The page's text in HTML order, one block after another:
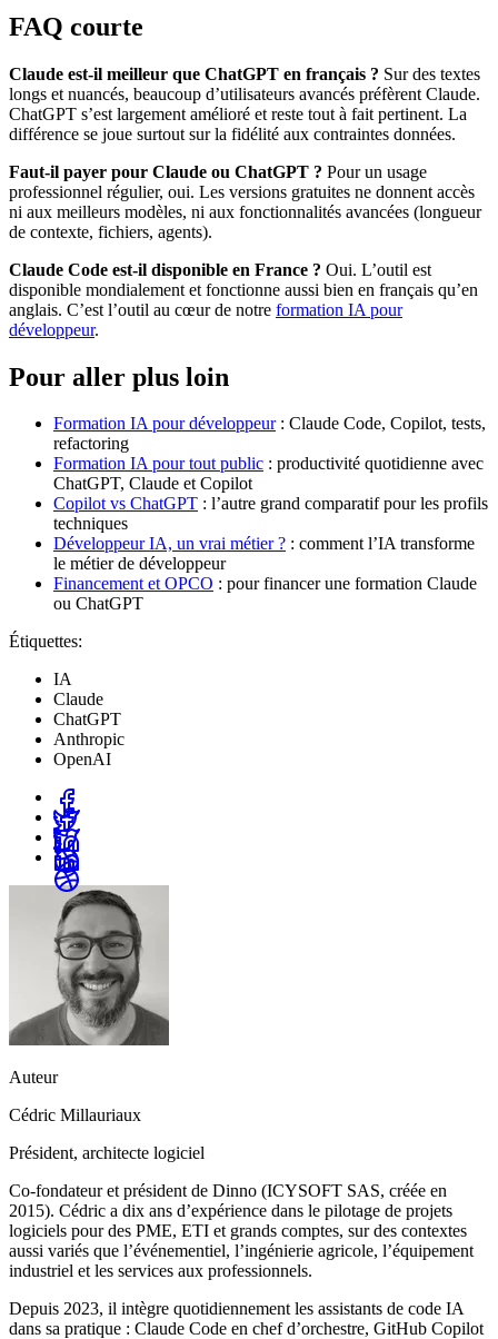
FAQ courte
Claude est-il meilleur que ChatGPT en français ? Sur des textes
longs et nuancés, beaucoup d’utilisateurs avancés préfèrent Claude.
ChatGPT s’est largement amélioré et reste tout à fait pertinent. La
différence se joue surtout sur la fidélité aux contraintes données.
Faut-il payer pour Claude ou ChatGPT ? Pour un usage
professionnel régulier, oui. Les versions gratuites ne donnent accès
ni aux meilleurs modèles, ni aux fonctionnalités avancées (longueur
de contexte, fichiers, agents).
Claude Code est-il disponible en France ? Oui. L’outil est
disponible mondialement et fonctionne aussi bien en français qu’en
anglais. C’est l’outil au cœur de notre formation IA pour
développeur.
Pour aller plus loin
Formation IA pour développeur: Claude Code, Copilot, tests,
refactoring
Formation IA pour tout public : productivité quotidienne avec
ChatGPT, Claude et Copilot
Copilot vs ChatGPT : l’autre grand comparatif pour les profils
techniques
Développeur IA, un vrai métier ? : comment l’IA transforme
le métier de développeur
Financement et OPCO : pour financer une formation Claude
ou ChatGPT
Étiquettes:
IA
Claude
ChatGPT
Anthropic
OpenAI
Auteur
Cédric Millauriaux
Président, architecte logiciel
Co-fondateur et président de Dinno (ICYSOFT SAS, créée en
2015). Cédric a dix ans d’expérience dans le pilotage de projets
logiciels pour des PME, ETI et grands comptes, sur des contextes
aussi variés que l’événementiel, l’ingénierie agricole, l’équipement
industriel et les services aux professionnels.
Depuis 2023, il intègre quotidiennement les assistants de code IA
dans sa pratique : Claude Code en chef d’orchestre, GitHub Copilot